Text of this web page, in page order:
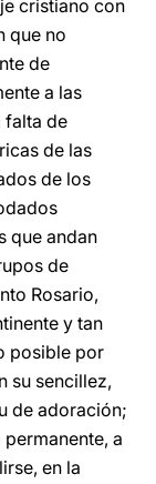
cristiano con
que no
de
a las
falta de
de las
de los
que andan
de
Rosario,
y tan
posible por
su sencillez,
de adoración;
a
en la